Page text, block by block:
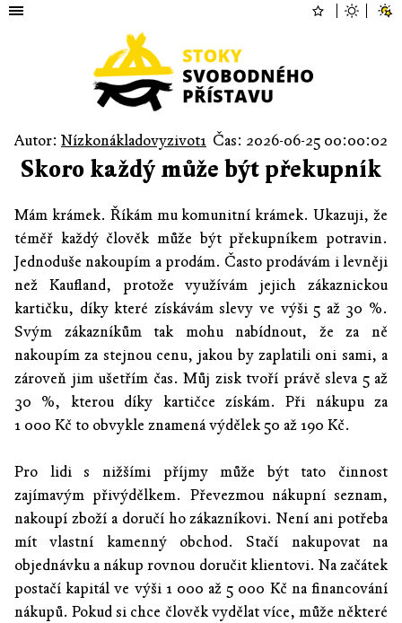
Autor: Nízkonákladovyzivot1 Čas: 2026-06-25 00:00:02
Skoro každý může být překupník
Mám krámek. Říkám mu komunitní krámek. Ukazuji, že
téměř každý člověk může být překupníkem potravin.
Jednoduše nakoupím a prodám. Často prodávám i levněji
než Kaufland, protože využívám jejich zákaznickou
kartičku, díky které získávám slevy ve výši 5 až 30 %.
Svým zákazníkům tak mohu nabídnout, že za ně
nakoupím za stejnou cenu, jakou by zaplatili oni sami, a
zároveň jim ušetřím čas. Můj zisk tvoří právě sleva 5 až
30 %, kterou díky kartičce získám. Při nákupu za
1 000 Kč to obvykle znamená výdělek 50 až 190 Kč.
Pro lidi s nižšími příjmy může být tato činnost
zajímavým přivýdělkem. Převezmou nákupní seznam,
nakoupí zboží a doručí ho zákazníkovi. Není ani potřeba
mít vlastní kamenný obchod. Stačí nakupovat na
objednávku a nákup rovnou doručit klientovi. Na začátek
postačí kapitál ve výši 1 000 až 5 000 Kč na financování
nákupů. Pokud si chce člověk vydělat více, může některé